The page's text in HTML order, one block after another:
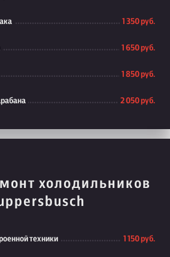
1 350 руб.
1 650 руб.
1 850 руб.
2 050 руб.
холодильников
техники 1 150 руб.